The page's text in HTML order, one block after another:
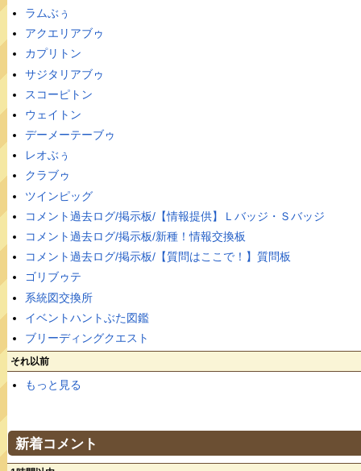
ラムぶぅ
アクエリアブゥ
カプリトン
サジタリアブゥ
スコーピトン
ウェイトン
デーメーテーブゥ
レオぶぅ
クラブゥ
ツインピッグ
コメント過去ログ/掲示板/【情報提供】Ｌバッジ・Ｓバッジ
コメント過去ログ/掲示板/新種！情報交換板
コメント過去ログ/掲示板/【質問はここで！】質問板
ゴリブゥテ
系統図交換所
イベントハントぶた図鑑
ブリーディングクエスト
それ以前
もっと見る
新着コメント